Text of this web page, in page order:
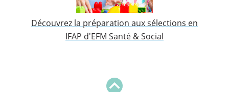
Découvrez la préparation aux sélections en
IFAP d'EFM Santé & Social